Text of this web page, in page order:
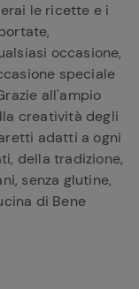
le ricette e i
occasione,
speciale
all'ampio
creatività degli
adatti a ogni
della tradizione,
senza glutine,
di Bene